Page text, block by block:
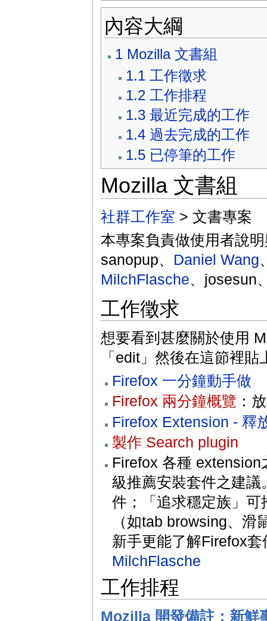
內容大綱
1 Mozilla 文書組
1.1 工作徵求
1.2 工作排程
1.3 最近完成的工作
1.4 過去完成的工作
1.5 已停筆的工作
Mozilla 文書組
社群工作室 > 文書專案
本專案負責做使用者說
sanopup、 Daniel Wang
MilchFlasche、josesun
工作徵求
想要看到甚麼關於使用
「edit」然後在這節裡貼
Firefox 一分鐘動手做
Firefox 兩分鐘概覽 ：
Firefox Extension - 釋
製作 Search plugin
Firefox 各種
級推薦安裝套件之建
件；「追求穩定族」
（如tab browsing、
新手更能了解Firefox
MilchFlasche
工作排程
Mozilla 開發備註：新鮮